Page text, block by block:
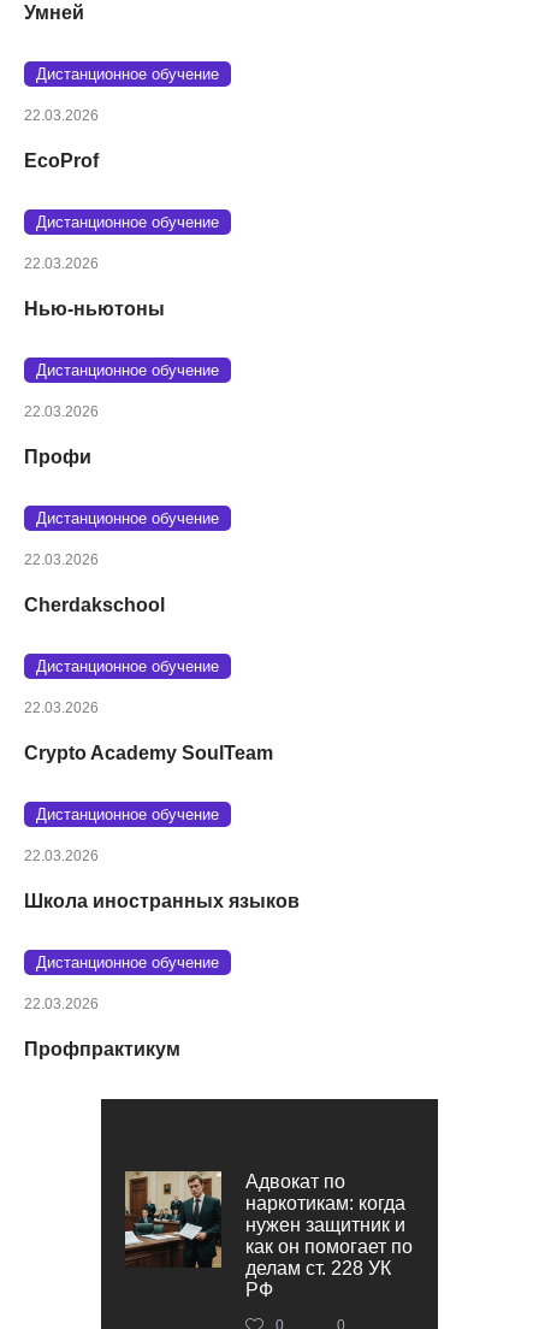
Умней
Дистанционное обучение
22.03.2026
EcoProf
Дистанционное обучение
22.03.2026
Нью-ньютоны
Дистанционное обучение
22.03.2026
Профи
Дистанционное обучение
22.03.2026
Cherdakschool
Дистанционное обучение
22.03.2026
Crypto Academy SoulTeam
Дистанционное обучение
22.03.2026
Школа иностранных языков
Дистанционное обучение
22.03.2026
Профпрактикум
Адвокат по
наркотикам: когда
нужен защитник и
как он помогает по
делам ст. 228 УК
РФ
0 0